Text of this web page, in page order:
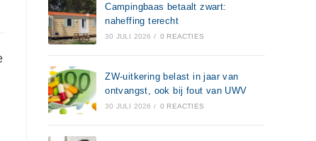
Campingbaas betaalt zwart:
naheffing terecht
30 JULI 2026 / 0 REACTIES
ZW-uitkering belast in jaar van
ontvangst, ook bij fout van UWV
30 JULI 2026 / 0 REACTIES